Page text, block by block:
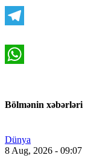
Bölmənin xəbərləri
Dünya
8 Aug, 2026 - 09:07